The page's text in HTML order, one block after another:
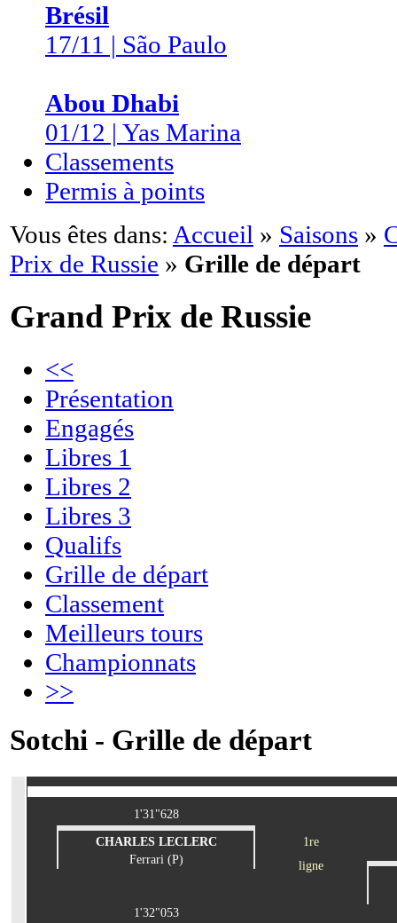
Brésil
17/11 | São Paulo
Abou Dhabi
01/12 | Yas Marina
Classements
Permis à points
Vous êtes dans: Accueil » Saisons »
Prix de Russie » Grille de départ
Grand Prix de Russie
<<
Présentation
Engagés
Libres 1
Libres 2
Libres 3
Qualifs
Grille de départ
Classement
Meilleurs tours
Championnats
>>
Sotchi - Grille de départ
1'31"628
CHARLES LECLERC
Ferrari (P)
1re
ligne
1'32"053